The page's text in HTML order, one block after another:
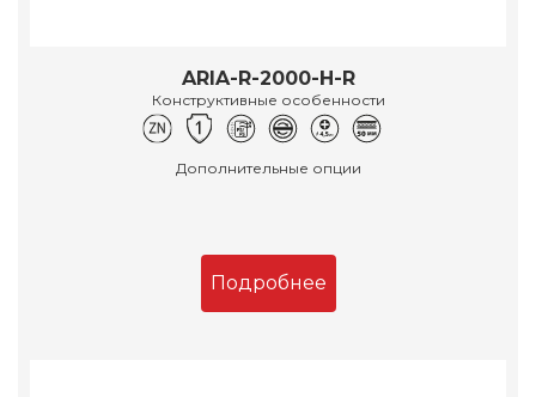
ARIA-R-2000-H-R
Конструктивные особенности
Дополнительные опции
Подробнее